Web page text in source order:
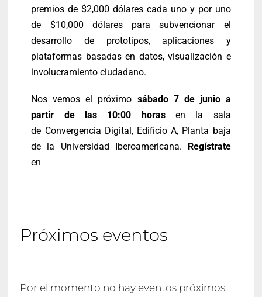
premios de $2,000 dólares cada uno y por uno
de $10,000 dólares para subvencionar el
desarrollo de prototipos, aplicaciones y
plataformas basadas en datos, visualización e
involucramiento ciudadano.
Nos vemos el próximo sábado 7 de junio a
partir de las 10:00 horasen la sala
de Convergencia Digital, Edificio A, Planta baja
de la Universidad Iberoamericana.
Regístrate
en
Próximos eventos
Por el momento no hay eventos próximos